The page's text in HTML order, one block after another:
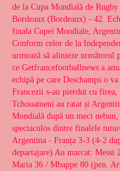
de la Cupa Mondială de
Bordeaux (Bordeaux) - 42.
finala Cupei Mondiale,
Conform celor de la
urmează să alinieze
ce Getfrancefootballnews a
echipă pe care Deschamps o
Francezii s-au pierdut cu
Tchouameni au ratat și
Mondială după un meci
spectaculos dintre finalele
Argentina - Franța 3-3 (4-2
departajare) Au marcat: Messi
Maria 36 / Mbappe 80 (pen.